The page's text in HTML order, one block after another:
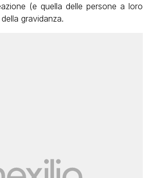
(e quella delle persone a loro
gravidanza.